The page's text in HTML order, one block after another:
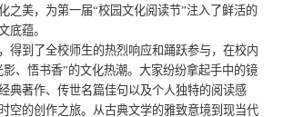
之美，为第一届“校园文化阅读节”注入了鲜活的
底蕴。
得到了全校师生的热烈响应和踊跃参与，在校内
、悟书香”的文化热潮。大家纷纷拿起手中的镜
典著作、传世名篇佳句以及个人独特的阅读感
空的创作之旅。从古典文学的雅致意境到现当代